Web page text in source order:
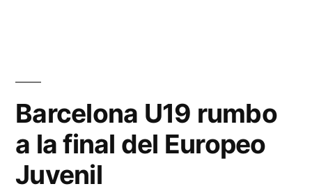
Barcelona U19 rumbo
a la final del Europeo
Juvenil